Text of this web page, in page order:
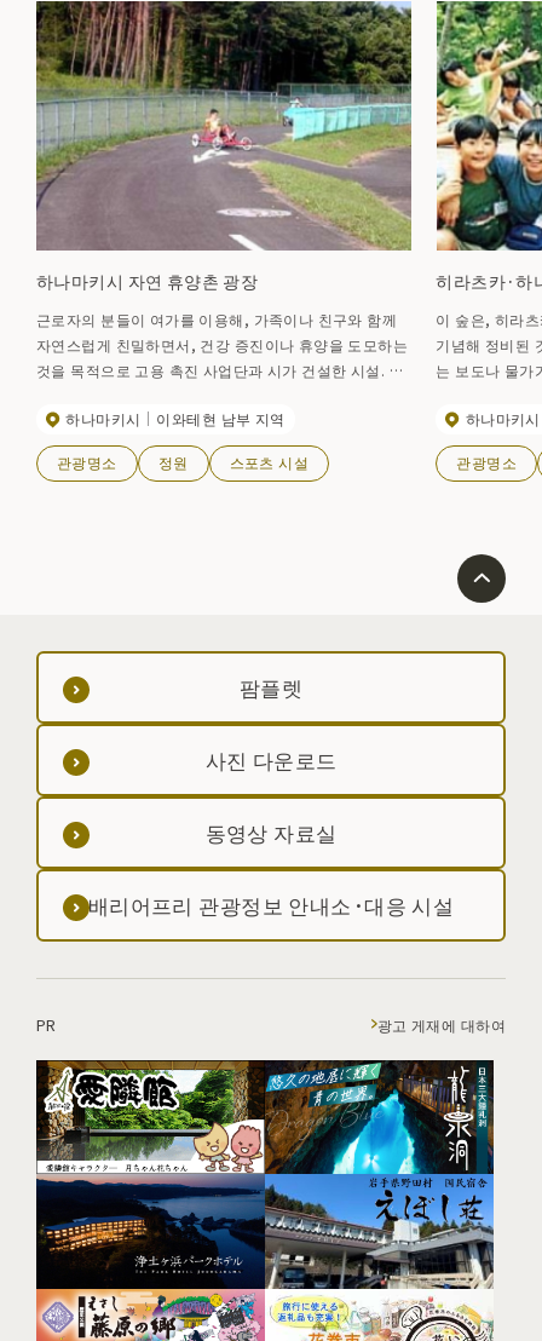
하나마키시 자연 휴양촌 광장
근로자의 분들이 여가를 이용해, 가족이나 친구와 함께
자연스럽게 친밀하면서, 건강 증진이나 휴양을 도모하는
것을 목적으로 고용 촉진 사업단과 시가 건설한 시설. 테
도 가능합니다.
하나마키시 이와테현 남부 지역
관광명소 정원 스포츠 시설
히라츠카·하
이 숲은, 히라
기념해 정비된
는 보도나 물가
하나마키시
관광명소
팜플렛
사진 다운로드
동영상 자료실
배리어프리 관광정보 안내소·대응 시설
PR 광고 게재에 대하여